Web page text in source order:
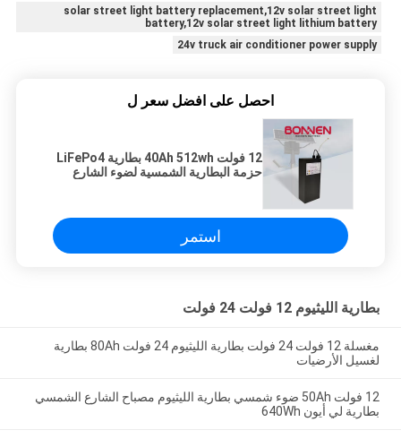
solar street light battery replacement,12v solar street light
battery,12v solar street light lithium battery
24v truck air conditioner power supply
احصل على افضل سعر ل
12 فولت 40Ah 512wh بطارية LiFePo4
حزمة البطارية الشمسية لضوء الشارع
استمر
بطارية الليثيوم 12 فولت 24 فولت
مغسلة 12 فولت 24 فولت بطارية الليثيوم 24 فولت 80Ah بطارية
لغسيل الأرضيات
12 فولت 50Ah ضوء شمسي بطارية الليثيوم مصباح الشارع الشمسي
بطارية لي أيون 640Wh